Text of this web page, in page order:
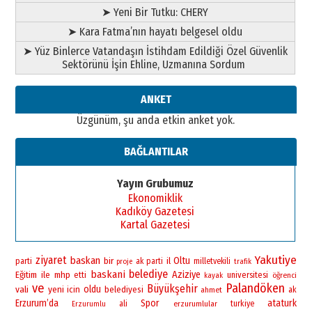
➤ Yeni Bir Tutku: CHERY
➤ Kara Fatma’nın hayatı belgesel oldu
➤ Yüz Binlerce Vatandaşın İstihdam Edildiği Özel Güvenlik
Sektörünü İşin Ehline, Uzmanına Sordum
ANKET
Üzgünüm, şu anda etkin anket yok.
BAĞLANTILAR
Yayın Grubumuz
Ekonomiklik
Kadıköy Gazetesi
Kartal Gazetesi
parti ziyaret baskan bir proje ak parti il Oltu milletvekili trafik Yakutiye
Eğitim ile mhp etti baskani belediye Aziziye kayak universitesi öğrenci
vali ve yeni icin oldu belediyesi Büyükşehir ahmet Palandöken ak
Erzurum’da Erzurumlu ali Spor erzurumlular turkiye ataturk